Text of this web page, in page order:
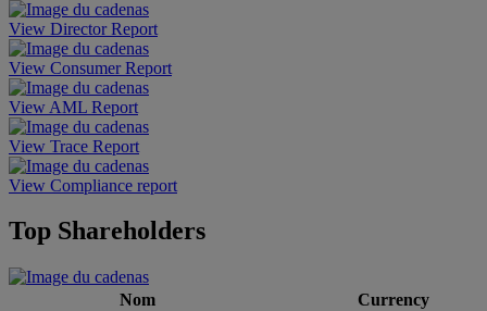
View Director Report
View Consumer Report
View AML Report
View Trace Report
View Compliance report
Top Shareholders
Nom
Currency